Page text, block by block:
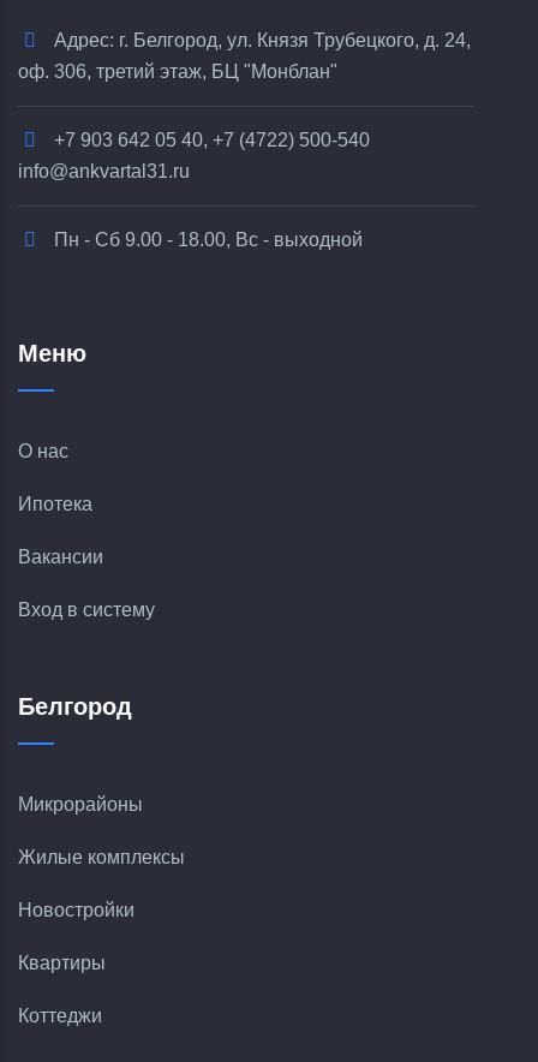
Адрес: г. Белгород, ул. Князя Трубецкого, д. 24,
оф. 306, третий этаж, БЦ "Монблан"
+7 903 642 05 40, +7 (4722) 500-540
info@ankvartal31.ru
Пн - Сб 9.00 - 18.00, Вс - выходной
Меню
О нас
Ипотека
Вакансии
Вход в систему
Белгород
Микрорайоны
Жилые комплексы
Новостройки
Квартиры
Коттеджи